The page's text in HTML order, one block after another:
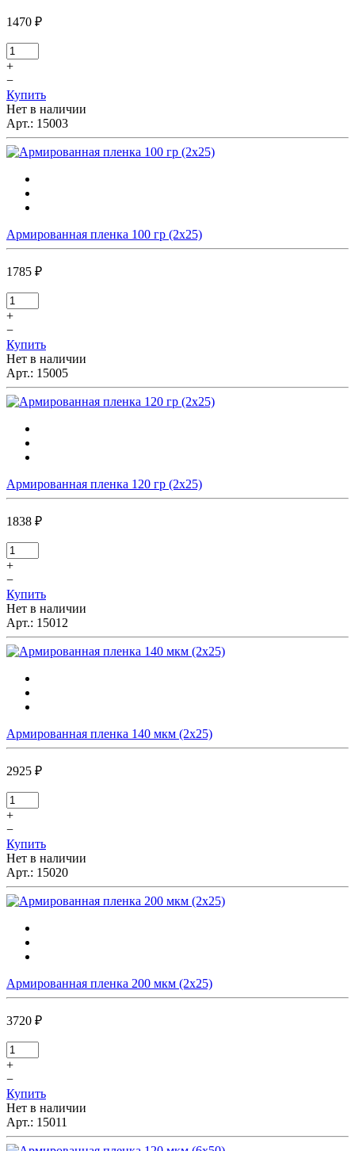
1470 ₽
+
−
Купить
Нет в наличии
Арт.: 15003
Армированная пленка 100 гр (2х25)
1785 ₽
+
−
Купить
Нет в наличии
Арт.: 15005
Армированная пленка 120 гр (2х25)
1838 ₽
+
−
Купить
Нет в наличии
Арт.: 15012
Армированная пленка 140 мкм (2х25)
2925 ₽
+
−
Купить
Нет в наличии
Арт.: 15020
Армированная пленка 200 мкм (2х25)
3720 ₽
+
−
Купить
Нет в наличии
Арт.: 15011